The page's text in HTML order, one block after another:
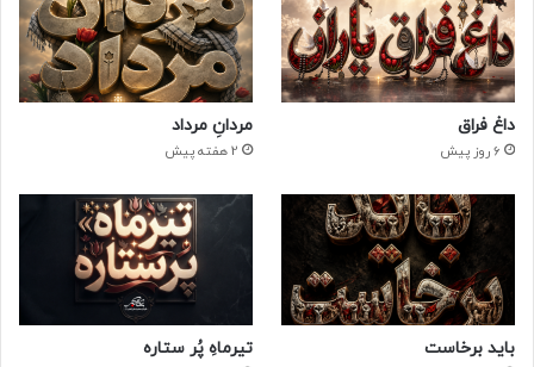
داغ فراق
6 روز پیش
مردانِ مرداد
2 هفته پیش
باید برخاست تیرماهِ پُر ستاره